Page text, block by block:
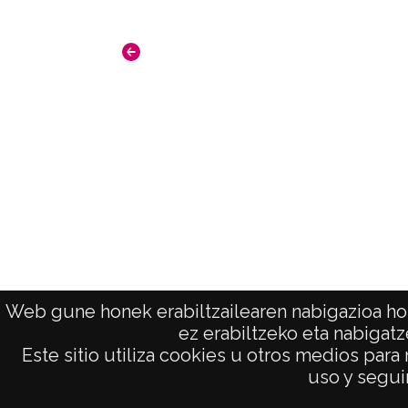
Web gune honek erabiltzailearen nabigazioa
ez erabiltzeko eta
Este sitio utiliza cookies u otros medios
uso y
AVISO LEGAL